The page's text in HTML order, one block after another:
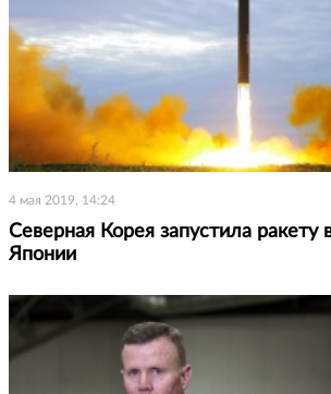
4 мая 2019, 14:24
Северная Корея запустила ракету
Японии